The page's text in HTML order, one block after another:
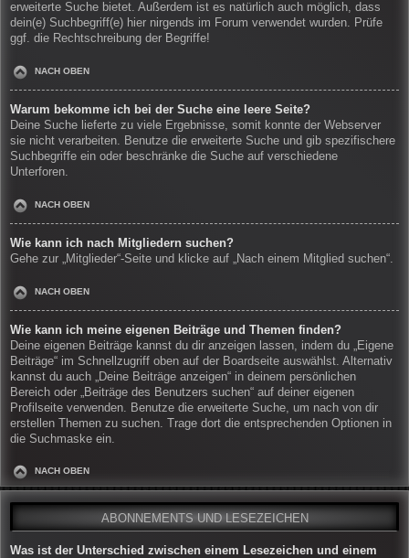
erweiterte Suche bietet. Außerdem ist es natürlich auch möglich, dass
dein(e) Suchbegriff(e) hier nirgends im Forum verwendet wurden. Prüfe
ggf. die Rechtschreibung der Begriffe!
NACH OBEN
Warum bekomme ich bei der Suche eine leere Seite?
Deine Suche lieferte zu viele Ergebnisse, somit konnte der Webserver
sie nicht verarbeiten. Benutze die erweiterte Suche und gib spezifischere
Suchbegriffe ein oder beschränke die Suche auf verschiedene
Unterforen.
NACH OBEN
Wie kann ich nach Mitgliedern suchen?
Gehe zur „Mitglieder“-Seite und klicke auf „Nach einem Mitglied suchen“.
NACH OBEN
Wie kann ich meine eigenen Beiträge und Themen finden?
Deine eigenen Beiträge kannst du dir anzeigen lassen, indem du „Eigene
Beiträge“ im Schnellzugriff oben auf der Boardseite auswählst. Alternativ
kannst du auch „Deine Beiträge anzeigen“ in deinem persönlichen
Bereich oder „Beiträge des Benutzers suchen“ auf deiner eigenen
Profilseite verwenden. Benutze die erweiterte Suche, um nach von dir
erstellen Themen zu suchen. Trage dort die entsprechenden Optionen in
die Suchmaske ein.
NACH OBEN
ABONNEMENTS UND LESEZEICHEN
Was ist der Unterschied zwischen einem Lesezeichen und einem